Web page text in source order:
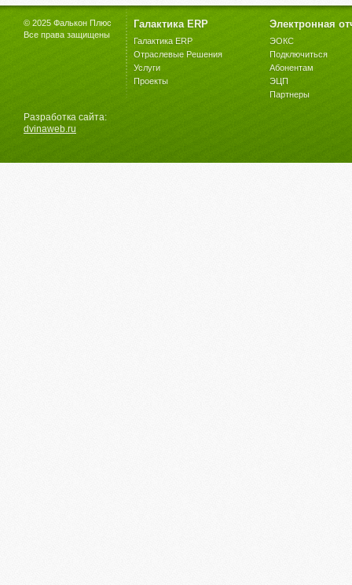
© 2025 Фалькон Плюс
Все права защищены
Разработка сайта:
dvinaweb.ru
Галактика ERP
Галактика ERP
Отраслевые Решения
Услуги
Проекты
Электронная
ЭОКС
Подключиться
Абонентам
ЭЦП
Партнеры